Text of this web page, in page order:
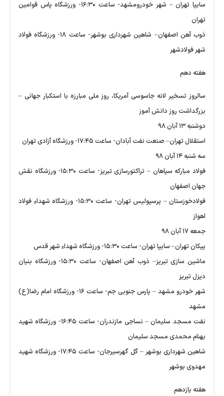
سایپا تهران – شهر خودرومشهد- ساعت ۱۶:۳۰- ورزشگاه پاس قوامین
تهران
ذوب آهن اصفهان– شاهین شهرداری بوشهر- ساعت ۱۸- ورزشگاه فولاد
شهر فولادشهر
هفته دهم
سالروز تسخیر لانه جاسوسی آمریکا، روز ملی مبارزه با استکبار جهانی –
بزرگداشت روز دانش آموز
دوشنبه ۱۳ آبان ۹۸
استقلال تهران– صنعت نفت آبادان- ساعت ۱۷:۴۵- ورزشگاه آزادی تهران
سه شنبه ۱۴ آبان ۹۸
فولاد مبارکه سپاهان – تراکتورسازی تبریز- ساعت ۱۵:۳۰- ورزشگاه نقش
جهان اصفهان
فولادخوزستان – پرسپولیس تهران- ساعت ۱۵:۳۰- ورزشگاه شهداء فولاد
اهواز
جمعه ۱۷ آبان ۹۸
پیکان تهران– سایپا تهران- ساعت ۱۵:۳۰- ورزشگاه شهداء شهر قدس
ماشین سازی تبریز– ذوب آهن اصفهان- ساعت ۱۵:۳۰- ورزشگاه بنیان
دیزل تبریز
شهر خودرو مشهد – پارس جنوبی جم- ساعت ۱۶- ورزشگاه امام رضا(ع)
مشهد
نفت مسجد سلیمان – نساجی مازندران- ساعت ۱۶:۴۵- ورزشگاه شهید
بهنام محمدی مسجد سلیمان
شاهین شهرداری بوشهر – گل گهرسیرجان- ساعت ۱۷:۴۵- ورزشگاه شهید
مهدوی بوشهر
هفته یازدهم